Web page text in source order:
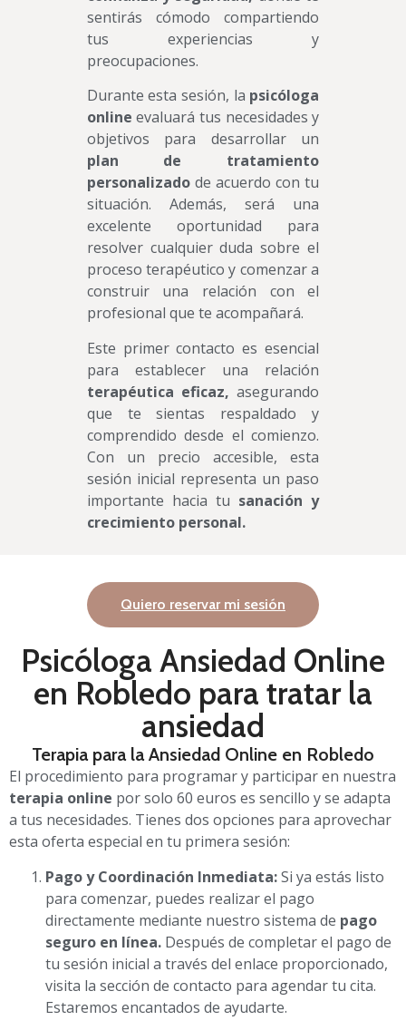
sentirás cómodo compartiendo
tus experiencias y
preocupaciones.
Durante esta sesión, la psicóloga
online evaluará tus necesidades y
objetivos para desarrollar un
plan de tratamiento
personalizadode acuerdo con tu
situación. Además, será una
excelente oportunidad para
resolver cualquier duda sobre el
proceso terapéutico y comenzar a
construir una relación con el
profesional que te acompañará.
Este primer contacto es esencial
para establecer una relación
terapéutica eficaz, asegurando
que te sientas respaldado y
comprendido desde el comienzo.
Con un precio accesible, esta
sesión inicial representa un paso
importante hacia tu sanación y
crecimiento personal.
Quiero reservar mi sesión
Psicóloga Ansiedad Online
en Robledo para tratar la
ansiedad
Terapia para la Ansiedad Online en Robledo
El procedimiento para programar y participar en nuestra
terapia online por solo 60 euros es sencillo y se adapta
a tus necesidades. Tienes dos opciones para aprovechar
esta oferta especial en tu primera sesión:
Pago y Coordinación Inmediata:Si ya estás listo
para comenzar, puedes realizar el pago
directamente mediante nuestro sistema de pago
seguro en línea. Después de completar el pago de
tu sesión inicial a través del enlace proporcionado,
visita la sección de contacto para agendar tu cita.
Estaremos encantados de ayudarte.